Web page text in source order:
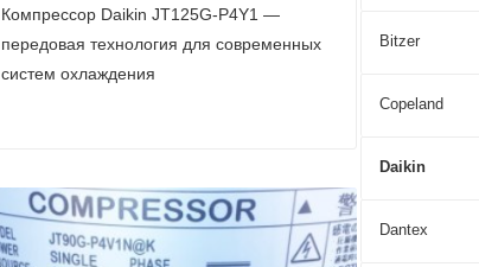
Компрессор Daikin JT125G-P4Y1 —
передовая технология для современных
систем охлаждения
Bitzer
Copeland
Daikin
Dantex